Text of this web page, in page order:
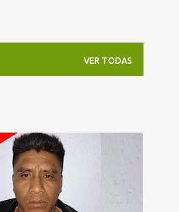
VER TODAS